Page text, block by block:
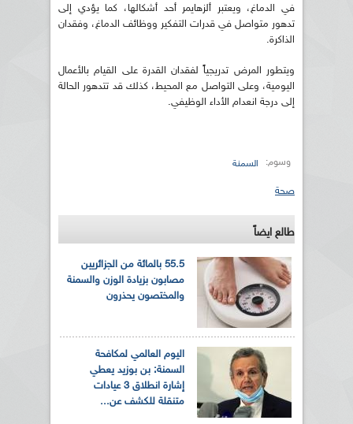
في الدماغ، ويعتبر ألزهايمر أحد أشكالها، كما يؤدي إلى
تدهور متواصل في قدرات التفكير ووظائف الدماغ، وفقدان
الذاكرة.
ويتطور المرض تدريجياً لفقدان القدرة على القيام بالأعمال
اليومية، وعلى التواصل مع المحيط، كذلك قد تتدهور الحالة
إلى درجة انعدام الأداء الوظيفي.
وسوم: السمنة
صحة
طالع ايضاً
55.5 بالمائة من الجزائريين
مصابون بزيادة الوزن والسمنة
والمختصون يحذرون
اليوم العالمي لمكافحة
السمنة: بن بوزيد يعطي
إشارة انطلاق 3 عيادات
متنقلة للكشف عن...